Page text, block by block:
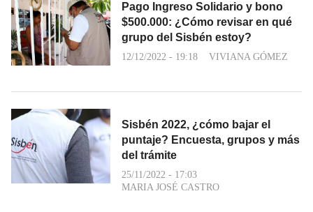
Pago Ingreso Solidario y bono
$500.000: ¿Cómo revisar en qué
grupo del Sisbén estoy?
12/12/2022 - 19:18 VIVIANA GÓMEZ
Sisbén 2022, ¿cómo bajar el
puntaje? Encuesta, grupos y más
del trámite
25/11/2022 - 17:03
MARIA JOSÉ CASTRO